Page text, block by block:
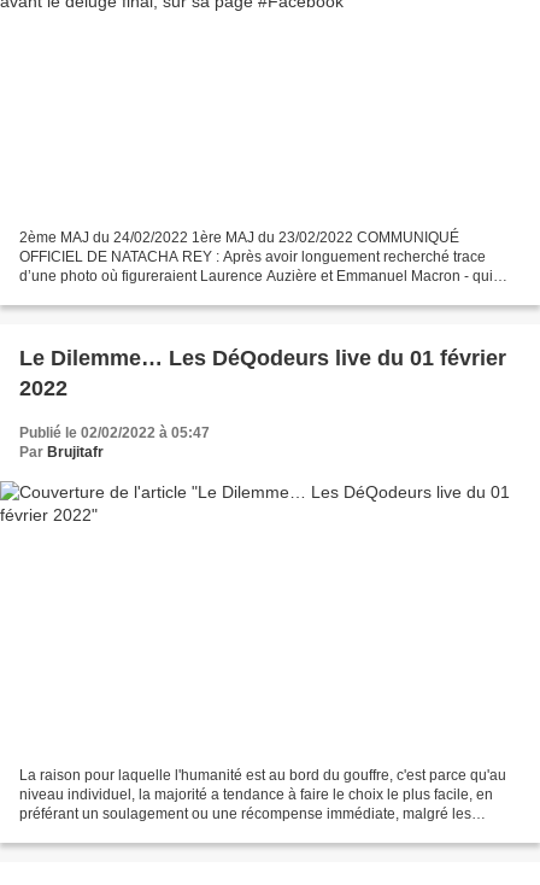
2ème MAJ du 24/02/2022 1ère MAJ du 23/02/2022 COMMUNIQUÉ
OFFICIEL DE NATACHA REY : Après avoir longuement recherché trace
d’une photo où figureraient Laurence Auzière et Emmanuel Macron - qui
Le Dilemme… Les DéQodeurs live du 01 février
2022
Publié le 02/02/2022 à 05:47
Par Brujitafr
La raison pour laquelle l'humanité est au bord du gouffre, c'est parce qu'au
niveau individuel, la majorité a tendance à faire le choix le plus facile, en
préférant un soulagement ou une récompense immédiate, malgré les